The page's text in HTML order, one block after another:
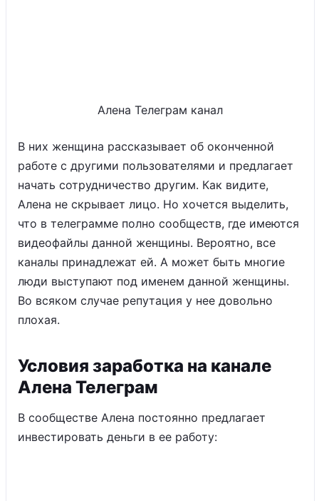
Алена Телеграм канал
В них женщина рассказывает об оконченной
работе с другими пользователями и предлагает
начать сотрудничество другим. Как видите,
Алена не скрывает лицо. Но хочется выделить,
что в телеграмме полно сообществ, где имеются
видеофайлы данной женщины. Вероятно, все
каналы принадлежат ей. А может быть многие
люди выступают под именем данной женщины.
Во всяком случае репутация у нее довольно
плохая.
Условия заработка на канале
Алена Телеграм
В сообществе Алена постоянно предлагает
инвестировать деньги в ее работу: